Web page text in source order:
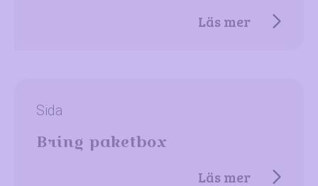
Läs mer
Sida
Bring paketbox
Läs mer